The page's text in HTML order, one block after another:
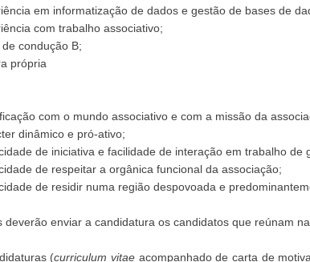
em informatização de dados e gestão de bases de
com trabalho associativo;
condução B;
própria
com o mundo associativo e com a missão da
dinâmico e pró-ativo;
de iniciativa e facilidade de interação em trabalho de
de respeitar a orgânica funcional da associação;
de residir numa região despovoada e
deverão enviar a candidatura os candidatos que reúnam
(curriculum vitaeacompanhado de carta de